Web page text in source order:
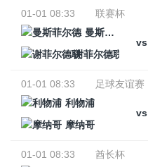
01-01 08:33
联赛杯
曼斯菲尔德
vs
谢菲尔德联
01-01 08:33
足球友谊赛
利物浦
vs
摩纳哥
01-01 08:33
酋长杯